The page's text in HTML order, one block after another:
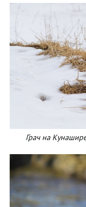
Грач на